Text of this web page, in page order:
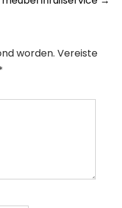
worden. Vereiste